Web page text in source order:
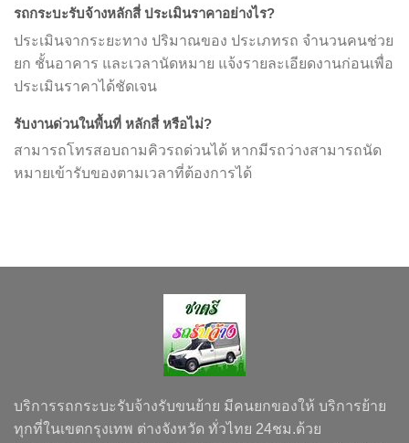
รถกระบะรับจ้างหลักสี่ ประเมินราคาอย่างไร?
ประเมินจากระยะทาง ปริมาณของ ประเภทรถ จำนวนคนช่วย
ยก ชั้นอาคาร และเวลานัดหมาย แจ้งรายละเอียดงานก่อนเพื่อ
ประเมินราคาได้ชัดเจน
รับงานด่วนในพื้นที่ หลักสี่ หรือไม่?
สามารถโทรสอบถามคิวรถด่วนได้ หากมีรถว่างสามารถนัด
หมายเข้ารับของตามเวลาที่ต้องการได้
บริการรถกระบะรับจ้างรับขนย้าย มีคนยกของให้ บริการย้าย
ทุกที่ในเขตกรุงเทพ ต่างจังหวัด ทั่วไทย 24ชม.ด้วย